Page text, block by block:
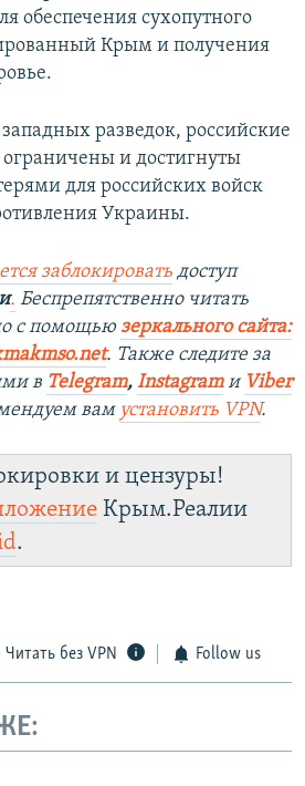
обеспечения сухопутного
Крым и получения
разведок, российские
ограничены и достигнуты
для российских войск
Украины.
заблокировать доступ
. Беспрепятственно читать
с помощью зеркального сайта:
net. Также следите за
в Telegram, Instagramи Viber
вам установить VPN.
и цензуры!
Крым.Реалии
.
Читать без VPN Follow us